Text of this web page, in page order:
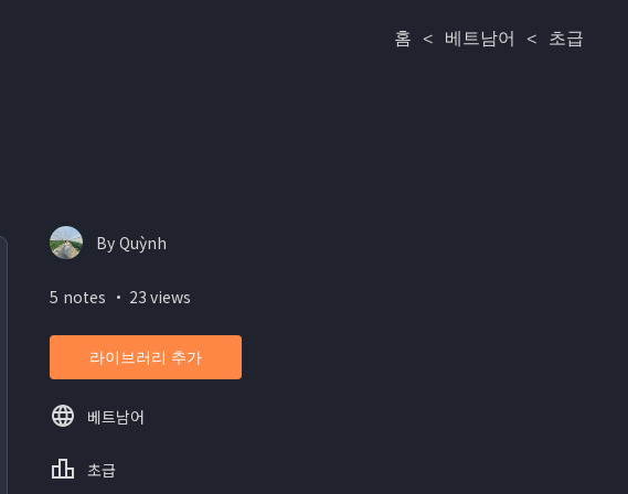
홈 < 베트남어 < 초급
By Quỳnh
5 notes ・ 23 views
라이브러리 추가
베트남어
초급